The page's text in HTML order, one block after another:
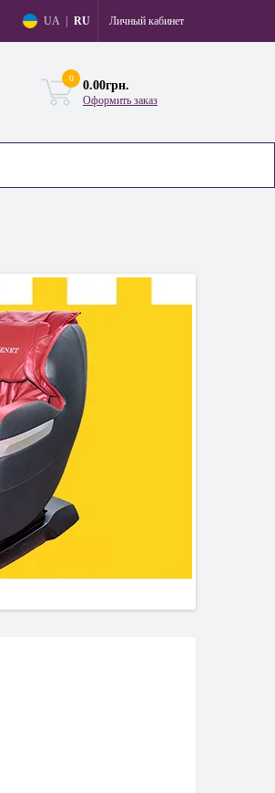
UA RU Личный кабинет
0
0.00грн.
Оформить заказ